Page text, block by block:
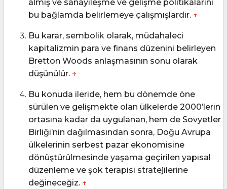
almış ve sanayileşme ve gelişme politikalarını
bu bağlamda belirlemeye çalışmışlardır. ↑
Bu karar, sembolik olarak, müdahaleci
kapitalizmin para ve finans düzenini belirleyen
Bretton Woods anlaşmasının sonu olarak
düşünülür. ↑
Bu konuda ileride, hem bu dönemde öne
sürülen ve gelişmekte olan ülkelerde 2000’lerin
ortasına kadar da uygulanan, hem de Sovyetler
Birliği’nin dağılmasından sonra, Doğu Avrupa
ülkelerinin serbest pazar ekonomisine
dönüştürülmesinde yaşama geçirilen yapısal
düzenleme ve şok terapisi stratejilerine
değineceğiz. ↑